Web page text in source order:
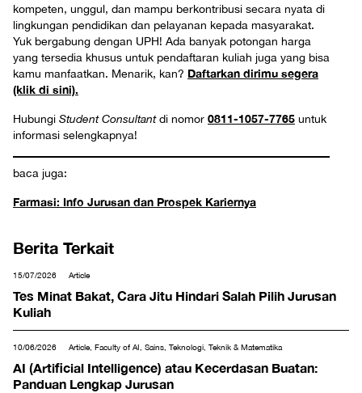
kompeten, unggul, dan mampu berkontribusi secara nyata di
lingkungan pendidikan dan pelayanan kepada masyarakat.
Yuk bergabung dengan UPH! Ada banyak potongan harga
yang tersedia khusus untuk pendaftaran kuliah juga yang bisa
kamu manfaatkan. Menarik, kan? Daftarkan dirimu segera
(klik di sini).
Hubungi Student Consultantdi nomor 0811-1057-7765 untuk
informasi selengkapnya!
baca juga:
Farmasi: Info Jurusan dan Prospek Kariernya
Berita Terkait
15/07/2026 Article
Tes Minat Bakat, Cara Jitu Hindari Salah Pilih Jurusan
Kuliah
10/06/2026 Article, Faculty of AI, Sains, Teknologi, Teknik & Matematika
AI (Artificial Intelligence) atau Kecerdasan Buatan:
Panduan Lengkap Jurusan